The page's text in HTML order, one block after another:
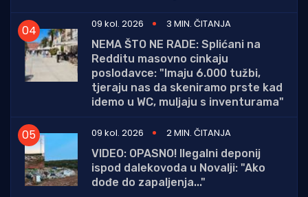
09 kol. 2026
3 MIN. ČITANJA
NEMA ŠTO NE RADE: Splićani na
Redditu masovno cinkaju
poslodavce: "Imaju 6.000 tužbi,
tjeraju nas da skeniramo prste kad
idemo u WC, muljaju s inventurama"
09 kol. 2026
2 MIN. ČITANJA
VIDEO: OPASNO! Ilegalni deponij
ispod dalekovoda u Novalji: "Ako
dođe do zapaljenja..."